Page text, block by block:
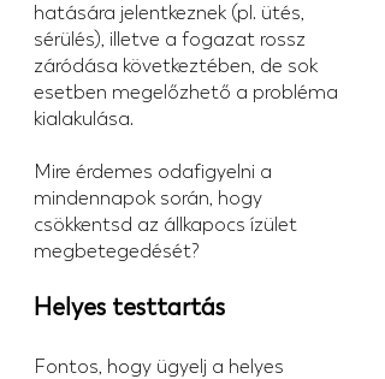
hatására jelentkeznek (pl. ütés,
sérülés), illetve a fogazat rossz
záródása következtében, de sok
esetben megelőzhető a probléma
kialakulása.
Mire érdemes odafigyelni a
mindennapok során, hogy
csökkentsd az állkapocs ízület
megbetegedését?
Helyes testtartás
Fontos, hogy ügyelj a helyes